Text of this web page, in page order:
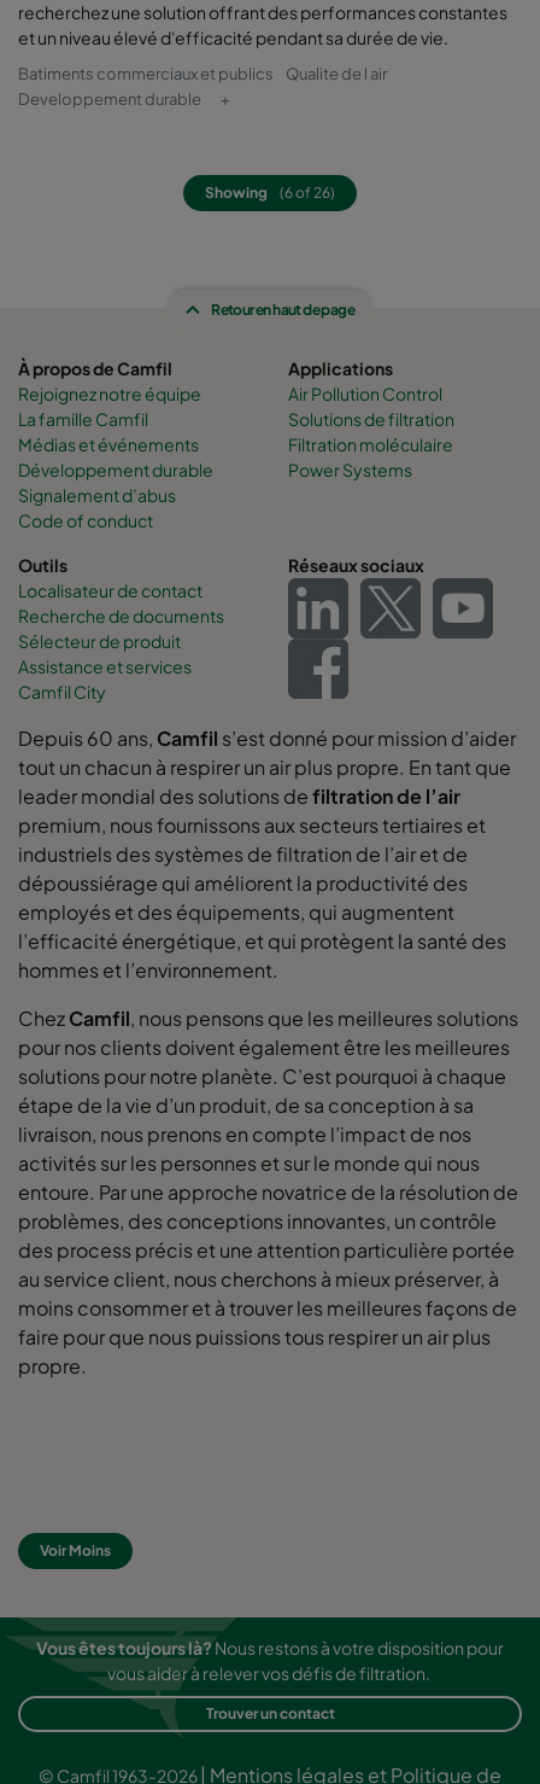
recherchez une solution offrant des performances constantes
et un niveau élevé d'efficacité pendant sa durée de vie.
Batiments commerciaux et publics
Qualite de l air
Developpement durable
+
Showing (6 of 26)
Retour en haut de page
À propos de Camfil
Rejoignez notre équipe
La famille Camfil
Médias et événements
Développement durable
Signalement d’abus
Code of conduct
Applications
Air Pollution Control
Solutions de filtration
Filtration moléculaire
Power Systems
Outils
Localisateur de contact
Recherche de documents
Sélecteur de produit
Assistance et services
Camfil City
Réseaux sociaux
Depuis 60 ans, Camfil s’est donné pour mission d’aider
tout un chacun à respirer un air plus propre. En tant que
leader mondial des solutions defiltration de l’air
premium, nous fournissons aux secteurs tertiaires et
industriels des systèmes de filtration de l’air et de
dépoussiérage qui améliorent la productivité des
employés et des équipements, qui augmentent
l’efficacité énergétique, et qui protègent la santé des
hommes et l’environnement.
ChezCamfil, nous pensons que les meilleures solutions
pour nos clients doivent également être les meilleures
solutions pour notre planète. C’est pourquoi à chaque
étape de la vie d’un produit, de sa conception à sa
livraison, nous prenons en compte l’impact de nos
activités sur les personnes et sur le monde qui nous
entoure. Par une approche novatrice de la résolution de
problèmes, des conceptions innovantes, un contrôle
des process précis et une attention particulière portée
au service client, nous cherchons à mieux préserver, à
moins consommer et à trouver les meilleures façons de
faire pour que nous puissions tous respirer un air plus
propre.
Voir Moins
Vous êtes toujours là?Nous restons à votre disposition pour
vous aider à relever vos défis de filtration.
Trouver un contact
© Camfil 1963-2026 | Mentions légales et Politique de